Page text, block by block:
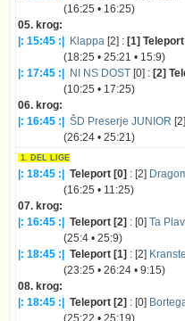
(16:25 • 16:25)
05. krog:
|: 15:45 :| Klappa [2] : [1] Teleport
(18:25 • 25:21 • 15:9)
|: 17:45 :| NI NS DOST [0] : [2]
(10:25 • 17:25)
06. krog:
|: 16:45 :| ŠD Preserje JUNIOR
(26:24 • 25:21)
1. DEL LIGE
|: 18:45 :| Teleport [0] : [2]
(16:25 • 11:25)
07. krog:
|: 16:45 :| Teleport [2] : [0] Ta
(25:4 • 25:9)
|: 18:45 :| Teleport [1] : [2]
(23:25 • 26:24 • 9:15)
08. krog:
|: 18:45 :| Teleport [2] : [0]
(25:22 • 25:19)